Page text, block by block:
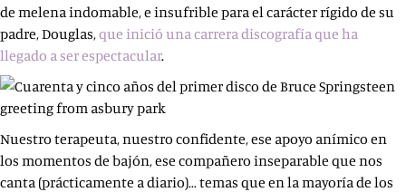
de melena indomable, e insufrible para el carácter rígido de su
padre, Douglas,que inició una carrera discografía que ha
llegado a ser espectacular.
Nuestro terapeuta, nuestro confidente, ese apoyo anímico en
los momentos de bajón, ese compañero inseparable que nos
canta (prácticamente a diario)… temas que en la mayoría de los